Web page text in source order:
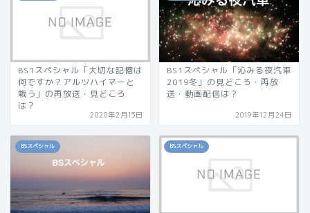
BS1スペシャル「大切な記憶は
何ですか？アルツハイマーと
戦う」の再放送・見どころ
は？
2020年2月15日
BS1スペシャル「沁みる夜汽車
2019冬」の見どころ・再放
送・動画配信は？
2019年12月24日
BSスペシャル BSスペシャル